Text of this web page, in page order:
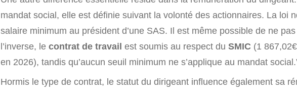
mandat social, elle est définie suivant la volonté des actionnaires. La loi
salaire minimum au président d’une SAS. Il est même possible de ne
l’inverse, le contrat de travail est soumis au respect du SMIC (1
en 2026), tandis qu’aucun seuil minimum ne s’applique au mandat
Hormis le type de contrat, le statut du dirigeant influence également sa